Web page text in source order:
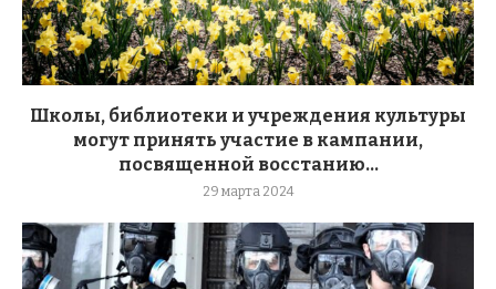
Школы, библиотеки и учреждения культуры
могут принять участие в кампании,
посвященной восстанию...
29 марта 2024